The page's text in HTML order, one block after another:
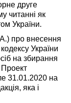
друге
читанні як
України.
про внесення
України
на збирання
Проект
31.01.2020 на
яка і